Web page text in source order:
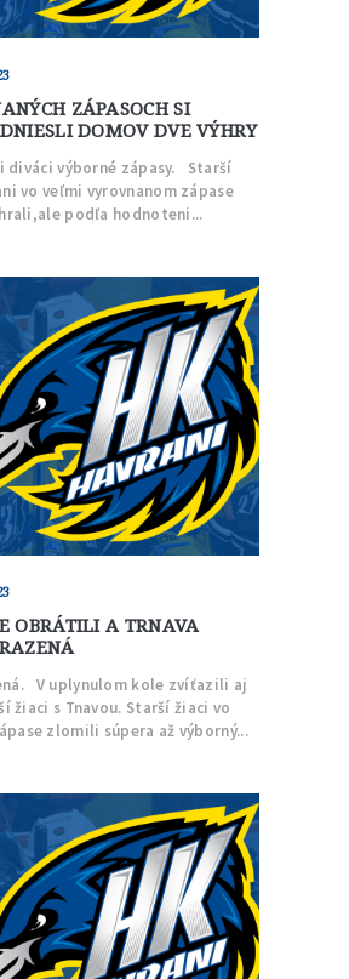
ZÁPASOCH SI
DOMOV DVE VÝHRY
diváci výborné zápasy. Starší
vo veľmi vyrovnanom zápase
podľa hodnoteni...
OBRÁTILI A TRNAVA
V uplynulom kole zvíťazili aj
žiaci s Tnavou. Starší žiaci vo
zlomili súpera až výborný...